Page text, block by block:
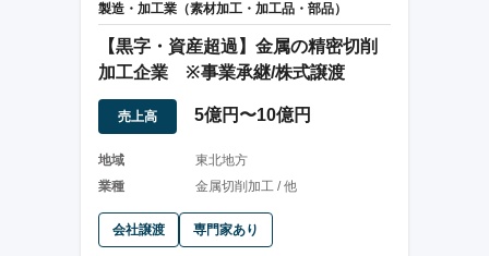
製造・加工業（素材加工・加工品・部品）
【黒字・資産超過】金属の精密切削
加工企業 ※事業承継/株式譲渡
売上高 5億円〜10億円
地域
東北地方
業種
金属切削加工 / 他
会社譲渡 専門家あり